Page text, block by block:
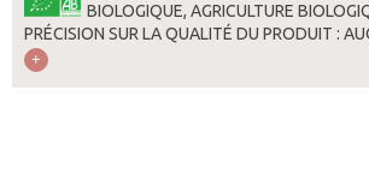
BIOLOGIQUE, AGRICULTURE
PRÉCISION SUR LA QUALITÉ DU PRODUIT :